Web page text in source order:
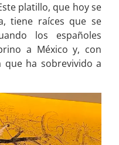
platillo, que hoy se
tiene raíces que se
los españoles
a México y, con
que ha sobrevivido a